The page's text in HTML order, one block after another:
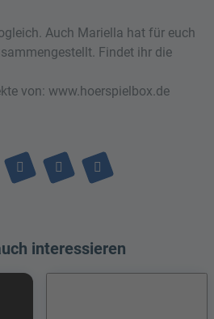
Auch Mariella hat für euch
Findet ihr die
von: www.hoerspielbox.de
interessieren